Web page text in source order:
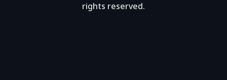
rights reserved.